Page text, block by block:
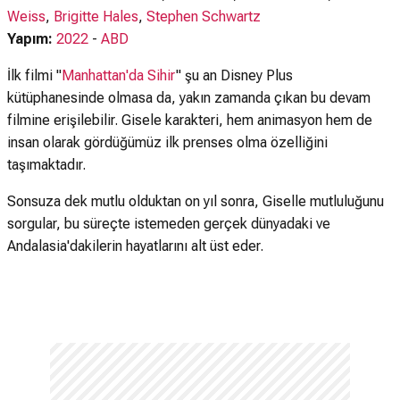
Weiss, Brigitte Hales, Stephen Schwartz
Yapım: 2022 - ABD
İlk filmi "Manhattan'da Sihir" şu an Disney Plus
kütüphanesinde olmasa da, yakın zamanda çıkan bu devam
filmine erişilebilir. Gisele karakteri, hem animasyon hem de
insan olarak gördüğümüz ilk prenses olma özelliğini
taşımaktadır.
Sonsuza dek mutlu olduktan on yıl sonra, Giselle mutluluğunu
sorgular, bu süreçte istemeden gerçek dünyadaki ve
Andalasia'dakilerin hayatlarını alt üst eder.